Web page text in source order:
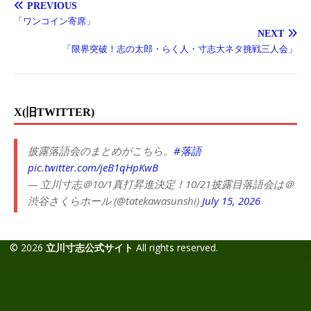
PREVIOUS
「ワンコイン寄席」
NEXT
「限界突破！志の太郎・らく人・寸志大ネタ挑戦三人会」
X(旧TWITTER)
披露落語会のまとめがこちら。 #落語
pic.twitter.com/jeB1qHpKwB
— 立川寸志＠10/1真打昇進決定！10/21披露目落語会は＠
渋谷さくらホール (@tatekawasunshi) July 15, 2026
© 2026 立川寸志公式サイト All rights reserved.